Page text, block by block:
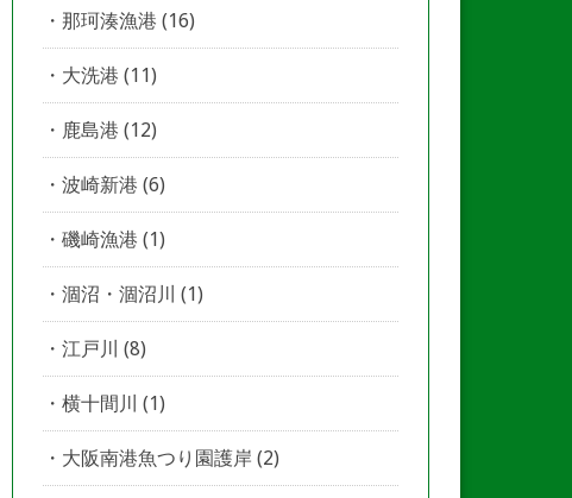
那珂湊漁港 (16)
大洗港 (11)
鹿島港 (12)
波崎新港 (6)
磯崎漁港 (1)
涸沼・涸沼川 (1)
江戸川 (8)
横十間川 (1)
大阪南港魚つり園護岸 (2)